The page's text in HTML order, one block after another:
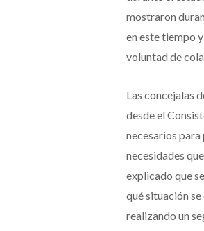
mostraron
en este tiempo
voluntad de
Las concejalas
desde el
necesarios
necesidades
explicado que
qué situación
realizando un